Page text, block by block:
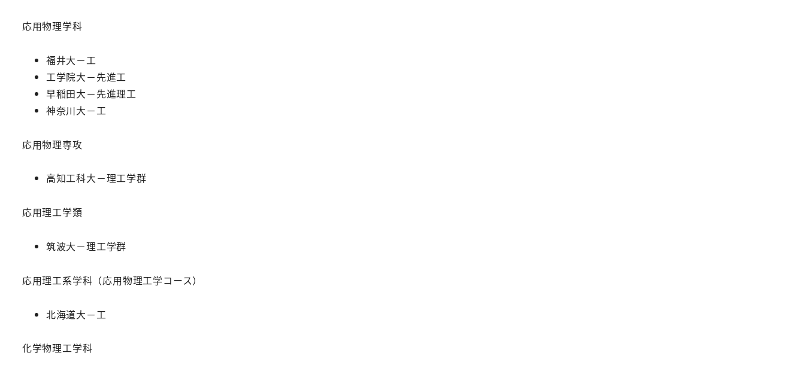
応用物理学科
福井大－工
工学院大－先進工
早稲田大－先進理工
神奈川大－工
応用物理専攻
高知工科大－理工学群
応用理工学類
筑波大－理工学群
応用理工系学科（応用物理工学コース）
北海道大－工
化学物理工学科